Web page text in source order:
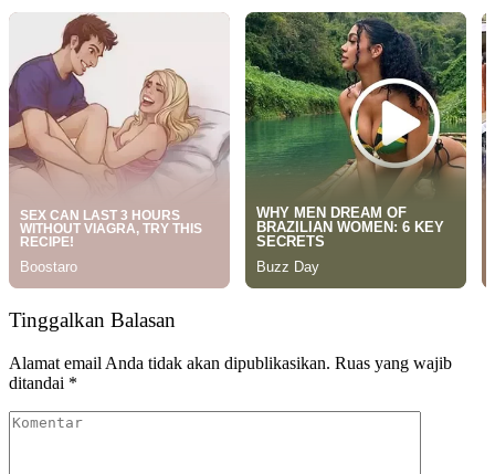
Tinggalkan Balasan
Alamat email Anda tidak akan dipublikasikan. Ruas yang wajib
ditandai *